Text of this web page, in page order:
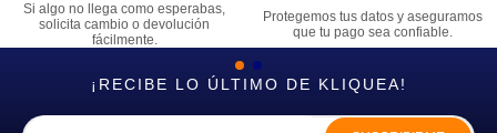
Si algo no llega como esperabas,
solicita cambio o devolución
fácilmente.
Protegemos tus datos y aseguramos
que tu pago sea confiable.
¡RECIBE LO ÚLTIMO DE KLIQUEA!